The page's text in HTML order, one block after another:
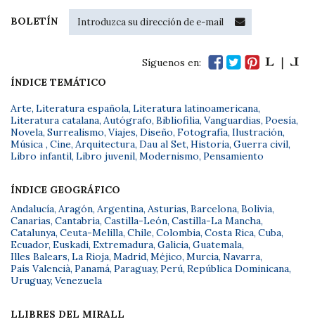
BOLETÍN
Síguenos en:
ÍNDICE TEMÁTICO
Arte, Literatura española, Literatura latinoamericana,
Literatura catalana, Autógrafo, Bibliofilia, Vanguardias, Poesía,
Novela, Surrealismo, Viajes, Diseño, Fotografía, Ilustración,
Música , Cine, Arquitectura, Dau al Set, Historia, Guerra civil,
Libro infantil, Libro juvenil, Modernismo, Pensamiento
ÍNDICE GEOGRÁFICO
Andalucía, Aragón, Argentina, Asturias, Barcelona, Bolivia,
Canarias, Cantabria, Castilla-León, Castilla-La Mancha,
Catalunya, Ceuta-Melilla, Chile, Colombia, Costa Rica, Cuba,
Ecuador, Euskadi, Extremadura, Galicia, Guatemala,
Illes Balears, La Rioja, Madrid, Méjico, Murcia, Navarra,
País Valencià, Panamá, Paraguay, Perú, República Dominicana,
Uruguay, Venezuela
LLIBRES DEL MIRALL